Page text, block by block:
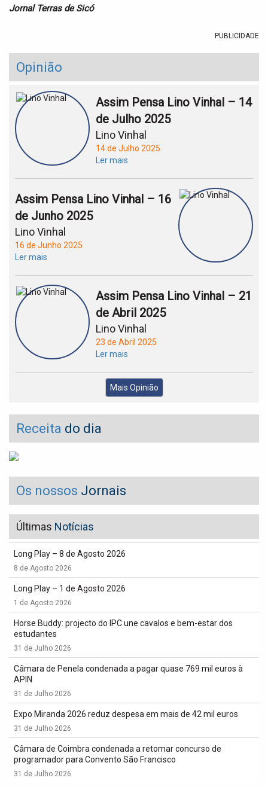
Jornal Terras de Sicó
PUBLICIDADE
Opinião
Assim Pensa Lino Vinhal – 14
de Julho 2025
Lino Vinhal
14 de Julho 2025
Ler mais
Assim Pensa Lino Vinhal – 16
de Junho 2025
Lino Vinhal
16 de Junho 2025
Ler mais
Assim Pensa Lino Vinhal – 21
de Abril 2025
Lino Vinhal
23 de Abril 2025
Ler mais
Mais Opinião
Receita do dia
Os nossos Jornais
Últimas Notícias
Long Play – 8 de Agosto 2026
8 de Agosto 2026
Long Play – 1 de Agosto 2026
1 de Agosto 2026
Horse Buddy: projecto do IPC une cavalos e bem-estar dos
estudantes
31 de Julho 2026
Câmara de Penela condenada a pagar quase 769 mil euros à
APIN
31 de Julho 2026
Expo Miranda 2026 reduz despesa em mais de 42 mil euros
31 de Julho 2026
Câmara de Coimbra condenada a retomar concurso de
programador para Convento São Francisco
31 de Julho 2026